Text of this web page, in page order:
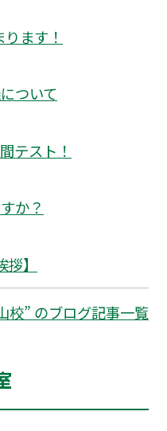
ます！
ついて
テスト！
か？
】
校” のブログ記事一覧